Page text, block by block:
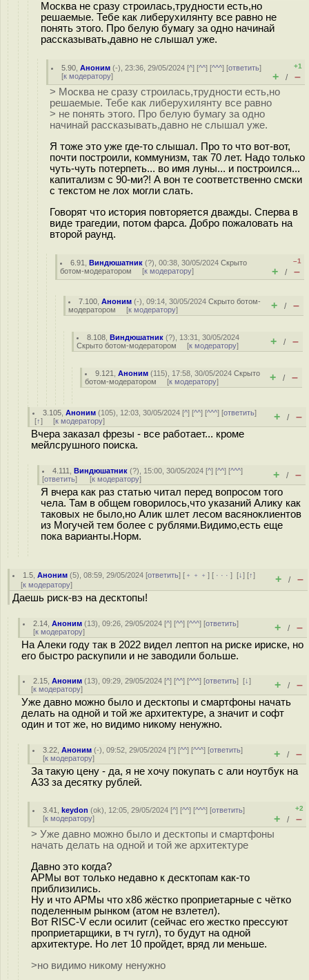
Москва не сразу строилась,трудности есть,но
решаемые. Тебе как либерухилянту все равно не
понять этого. Про белую бумагу за одно начинай
рассказывать,давно не слышал уже.
5.90 ,Аноним (-), 23:36, 29/05/2024 [^] [^^] [^^^] [ответить]
[к модератору]
+1
+ / –
> Москва не сразу строилась,трудности есть,но
решаемые. Тебе как либерухилянту все равно
> не понять этого. Про белую бумагу за одно
начинай рассказывать,давно не слышал уже.
Я тоже это уже где-то слышал. Про то что вот-вот,
почти построили, коммунизм, так 70 лет. Надо только
чуть-чуть потерпеть... во имя луны... и построился...
капитализм с 90-ми?! А вон те соответственно смски
с текстом не лох могли слать.
Говорят что история повторяется дважды. Сперва в
виде трагедии, потом фарса. Добро пожаловать на
второй раунд.
6.91 ,Виндюшатник (?), 00:38, 30/05/2024Скрыто
ботом-модератором [к модератору]
–1
+ / –
7.100 ,Аноним (-), 09:14, 30/05/2024Скрыто ботом-
модератором [к модератору] + / –
8.108 ,Виндюшатник (?), 13:31, 30/05/2024
Скрыто ботом-модератором [к модератору] + / –
9.121 ,Аноним (115), 17:58, 30/05/2024Скрыто
ботом-модератором [к модератору] + / –
3.105 ,Аноним (105), 12:03, 30/05/2024 [^] [^^] [^^^] [ответить]
[↑] [к модератору] + / –
Вчера заказал фрезы - все работает... кроме
мейлсрушного поиска.
4.111 ,Виндюшатник (?), 15:00, 30/05/2024 [^] [^^] [^^^]
[ответить] [к модератору] + / –
Я вчера как раз статью читал перед вопросом того
чела. Там в общем говорилось,что указаний Алику как
таковых не было,но Алик шлет лесом васяноклиентов
из Могучей тем более с рублями.Видимо,есть еще
пока варианты.Норм.
1.5 ,Аноним (5), 08:59, 29/05/2024 [ответить] [ ﹢﹢﹢] [ · · ·][↓] [↑]
[к модератору] + / –
Даешь риск-вэ на десктопы!
2.14 ,Аноним (13), 09:26, 29/05/2024 [^] [^^] [^^^] [ответить]
[к модератору] + / –
На Алеки году так в 2022 видел лептоп на риске ириске, но
его быстро раскупили и не заводили больше.
2.15 ,Аноним (13), 09:29, 29/05/2024 [^] [^^] [^^^] [ответить][↓]
[к модератору] + / –
Уже давно можно было и десктопы и смартфоны начать
делать на одной и той же архитектуре, а значит и софт
один и тот же, но видимо никому ненужно.
3.22 ,Аноним (-), 09:52, 29/05/2024 [^] [^^] [^^^] [ответить]
[к модератору] + / –
За такую цену - да, я не хочу покупать с али ноутбук на
A33 за десятку рублей.
3.41 ,keydon (ok), 12:05, 29/05/2024 [^] [^^] [^^^] [ответить]
[к модератору]
+2
+ / –
> Уже давно можно было и десктопы и смартфоны
начать делать на одной и той же архитектуре
Давно это когда?
АРМы вот только недавно к десктопам как-то
приблизились.
Ну и что АРМы что x86 жёстко проприетарные с чётко
поделенным рынком (атом не взлетел).
Вот RISC-V если осилит (сейчас его жестко прессуют
проприетарщики, в тч гугл), то будут на одной
архитектуре. Но лет 10 пройдет, вряд ли меньше.
>но видимо никому ненужно